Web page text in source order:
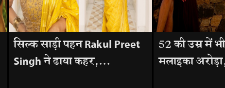
सिल्क साड़ी पहन Rakul Preet
Singh ने ढाया कहर,...
52 की उम्र में
मलाइका